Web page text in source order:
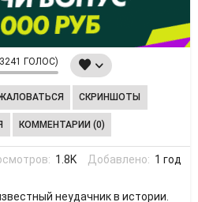
ГОЛОС)
СКРИНШОТЫ
КОММЕНТАРИИ (0)
1.8K Добавлено: 1 год
неудачник в истории.